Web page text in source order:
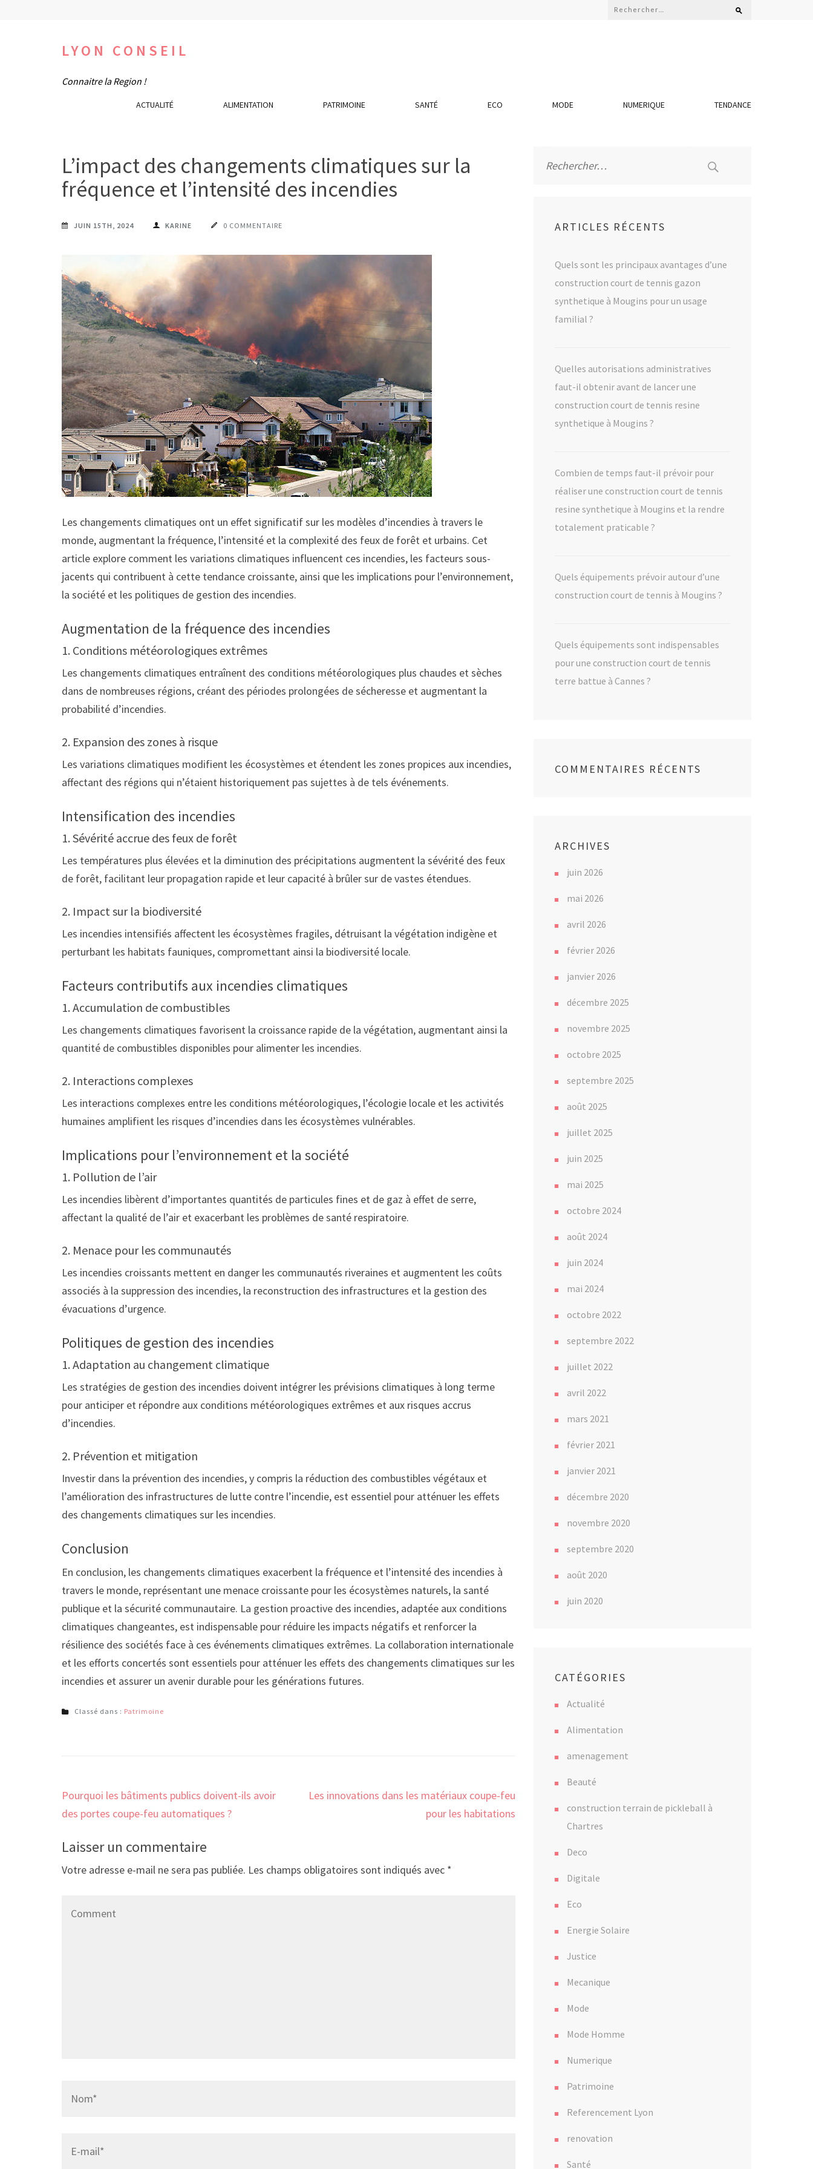
Rechercher :
LYON CONSEIL
Connaitre la Region !
ACTUALITÉ ALIMENTATION PATRIMOINE SANTÉ ECO MODE NUMERIQUE TENDANCE
L’impact des changements climatiques sur la
fréquence et l’intensité des incendies
JUIN 15TH, 2024 KARINE 0 COMMENTAIRE
Les changements climatiques ont un effet significatif sur les modèles d’incendies à travers le
monde, augmentant la fréquence, l’intensité et la complexité des feux de forêt et urbains. Cet
article explore comment les variations climatiques influencent ces incendies, les facteurs sous-
jacents qui contribuent à cette tendance croissante, ainsi que les implications pour l’environnement,
la société et les politiques de gestion des incendies.
Augmentation de la fréquence des incendies
1. Conditions météorologiques extrêmes
Les changements climatiques entraînent des conditions météorologiques plus chaudes et sèches
dans de nombreuses régions, créant des périodes prolongées de sécheresse et augmentant la
probabilité d’incendies.
2. Expansion des zones à risque
Les variations climatiques modifient les écosystèmes et étendent les zones propices aux incendies,
affectant des régions qui n’étaient historiquement pas sujettes à de tels événements.
Intensification des incendies
1. Sévérité accrue des feux de forêt
Les températures plus élevées et la diminution des précipitations augmentent la sévérité des feux
de forêt, facilitant leur propagation rapide et leur capacité à brûler sur de vastes étendues.
2. Impact sur la biodiversité
Les incendies intensifiés affectent les écosystèmes fragiles, détruisant la végétation indigène et
perturbant les habitats fauniques, compromettant ainsi la biodiversité locale.
Facteurs contributifs aux incendies climatiques
1. Accumulation de combustibles
Les changements climatiques favorisent la croissance rapide de la végétation, augmentant ainsi la
quantité de combustibles disponibles pour alimenter les incendies.
2. Interactions complexes
Les interactions complexes entre les conditions météorologiques, l’écologie locale et les activités
humaines amplifient les risques d’incendies dans les écosystèmes vulnérables.
Implications pour l’environnement et la société
1. Pollution de l’air
Les incendies libèrent d’importantes quantités de particules fines et de gaz à effet de serre,
affectant la qualité de l’air et exacerbant les problèmes de santé respiratoire.
2. Menace pour les communautés
Les incendies croissants mettent en danger les communautés riveraines et augmentent les coûts
associés à la suppression des incendies, la reconstruction des infrastructures et la gestion des
évacuations d’urgence.
Politiques de gestion des incendies
1. Adaptation au changement climatique
Les stratégies de gestion des incendies doivent intégrer les prévisions climatiques à long terme
pour anticiper et répondre aux conditions météorologiques extrêmes et aux risques accrus
d’incendies.
2. Prévention et mitigation
Investir dans la prévention des incendies, y compris la réduction des combustibles végétaux et
l’amélioration des infrastructures de lutte contre l’incendie, est essentiel pour atténuer les effets
des changements climatiques sur les incendies.
Conclusion
En conclusion, les changements climatiques exacerbent la fréquence et l’intensité des incendies à
travers le monde, représentant une menace croissante pour les écosystèmes naturels, la santé
publique et la sécurité communautaire. La gestion proactive des incendies, adaptée aux conditions
climatiques changeantes, est indispensable pour réduire les impacts négatifs et renforcer la
résilience des sociétés face à ces événements climatiques extrêmes. La collaboration internationale
et les efforts concertés sont essentiels pour atténuer les effets des changements climatiques sur les
incendies et assurer un avenir durable pour les générations futures.
Classé dans : Patrimoine
Navigation
de
l’article
Pourquoi les bâtiments publics doivent-ils avoir
des portes coupe-feu automatiques ?
Les innovations dans les matériaux coupe-feu
pour les habitations
Laisser un commentaire
Votre adresse e-mail ne sera pas publiée. Les champs obligatoires sont indiqués avec *
ARTICLES RÉCENTS
Quels sont les principaux avantages d’une
construction court de tennis gazon
synthetique à Mougins pour un usage
familial ?
Quelles autorisations administratives
faut-il obtenir avant de lancer une
construction court de tennis resine
synthetique à Mougins ?
Combien de temps faut-il prévoir pour
réaliser une construction court de tennis
resine synthetique à Mougins et la rendre
totalement praticable ?
Quels équipements prévoir autour d’une
construction court de tennis à Mougins ?
Quels équipements sont indispensables
pour une construction court de tennis
terre battue à Cannes ?
COMMENTAIRES RÉCENTS
ARCHIVES
juin 2026
mai 2026
avril 2026
février 2026
janvier 2026
décembre 2025
novembre 2025
octobre 2025
septembre 2025
août 2025
juillet 2025
juin 2025
mai 2025
octobre 2024
août 2024
juin 2024
mai 2024
octobre 2022
septembre 2022
juillet 2022
avril 2022
mars 2021
février 2021
janvier 2021
décembre 2020
novembre 2020
septembre 2020
août 2020
juin 2020
CATÉGORIES
Actualité
Alimentation
amenagement
Beauté
construction terrain de pickleball à
Chartres
Deco
Digitale
Eco
Energie Solaire
Justice
Mecanique
Mode
Mode Homme
Numerique
Patrimoine
Referencement Lyon
renovation
Santé